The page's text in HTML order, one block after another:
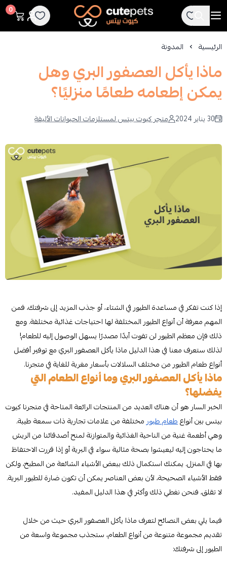
Cutepets
0
الرئيسية المدونة
ماذا يأكل العصفور البري وهل
يمكن إطعامه طعامًا منزليًا؟
30 يناير 2024 متجر كيوت بيتس لمستلزمات الحيوانات الأليفة
إذا كنت تفكر في مساعدة الطيور في الشتاء، أو جذب المزيد إلى شرفتك، فمن
المهم معرفة أن أنواع الطيور المختلفة لها احتياجات غذائية مختلفة. ومع
ذلك فإن معظم الطيور لن تفوت أبدًا مصدرًا يسهل الوصول إليه للطعام!
لذلك ستعرف معنا في هذا الدليل ماذا يأكل العصفور البري مع توفير أفضل
أنواع طعام الطيور من مختلف السلالات بأسعار مغرية للغاية في متجرنا.
ماذا يأكل العصفور البري وما أنواع الطعام التي
يفضلها؟
الخبر السار هو أن هناك العديد من المنتجات الرائعة المتاحة في متجرنا كيوت
بيتس بين أنواعطعام طيور مختلفة من علامات تجارية ذات سمعة طيبة.
وهي أطعمة غنية من الناحية الغذائية والمتوازنة لمنح أصدقائنا من الريش
ما يحتاجون إليه ليعيشوا بصحة مثالية سواء في البرية أو إذا قررت الاحتفاظ
بها في المنزل. يمكنك استكمال ذلك ببعض الأشياء الشائعة من المطبخ، ولكن
فقط الأشياء الصحيحة، لأن بعض العناصر يمكن أن تكون ضارة للطيور البرية.
لا تقلق، فنحن نغطي ذلك وأكثر في هذا الدليل المفيد.
فيما يلي بعض النصائح لتعرف ماذا يأكل العصفور البري حيث من خلال
تقديم مجموعة متنوعة من أنواع الطعام، ستجذب مجموعة واسعة من
الطيور إلى شرفتك: